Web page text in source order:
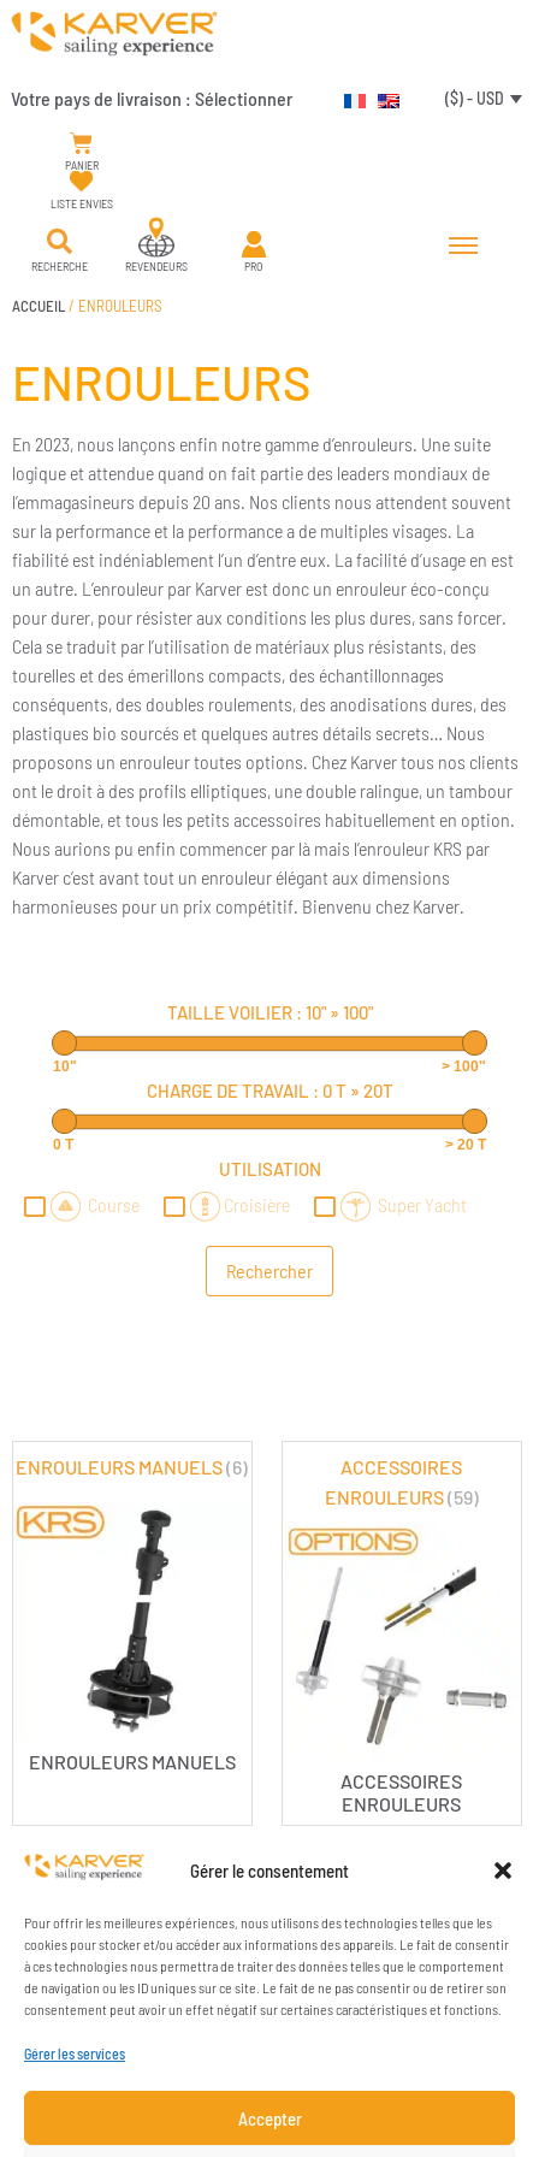
Gérer le consentement
Pour offrir les meilleures expériences, nous utilisons des technologies telles que les
cookies pour stocker et/ou accéder aux informations des appareils. Le fait de consentir
à ces technologies nous permettra de traiter des données telles que le comportement
de navigation ou les ID uniques sur ce site. Le fait de ne pas consentir ou de retirer son
consentement peut avoir un effet négatif sur certaines caractéristiques et fonctions.
Gérer les services
Accepter
Votre pays de livraison : Sélectionner ($) - USD
PANIER
LISTE ENVIES
RECHERCHE REVENDEURS PRO
ACCUEIL / ENROULEURS
ENROULEURS
En 2023, nous lançons enfin notre gamme d’enrouleurs. Une suite
logique et attendue quand on fait partie des leaders mondiaux de
l’emmagasineurs depuis 20 ans. Nos clients nous attendent souvent
sur la performance et la performance a de multiples visages. La
fiabilité est indéniablement l’un d’entre eux. La facilité d’usage en est
un autre. L’enrouleur par Karver est donc un enrouleur éco-conçu
pour durer, pour résister aux conditions les plus dures, sans forcer.
Cela se traduit par l’utilisation de matériaux plus résistants, des
tourelles et des émerillons compacts, des échantillonnages
conséquents, des doubles roulements, des anodisations dures, des
plastiques bio sourcés et quelques autres détails secrets… Nous
proposons un enrouleur toutes options. Chez Karver tous nos clients
ont le droit à des profils elliptiques, une double ralingue, un tambour
démontable, et tous les petits accessoires habituellement en option.
Nous aurions pu enfin commencer par là mais l’enrouleur KRS par
Karver c’est avant tout un enrouleur élégant aux dimensions
harmonieuses pour un prix compétitif. Bienvenu chez Karver.
TAILLE VOILIER : 10"» 100"
10" > 100"
CHARGE DE TRAVAIL : 0 T » 20T
0 T > 20 T
UTILISATION
Course Croisière Super Yacht
ENROULEURS MANUELS
ENROULEURS MANUELS(6)
ACCESSOIRES
ENROULEURS
ACCESSOIRES
ENROULEURS(59)
RESSOURCES